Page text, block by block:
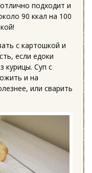
подходит и
90 ккал на 100
с картошкой и
если едоки
курицы. Суп с
и на
или сварить